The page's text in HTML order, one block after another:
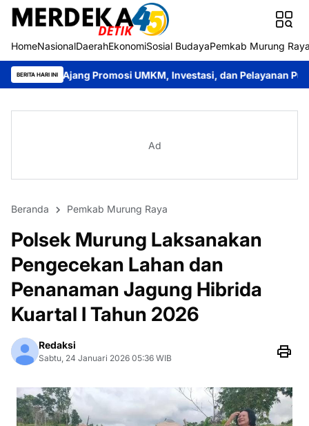
HomeNasionalDaerahEkonomiSosial BudayaPemkab Murung
BERITA HARI INI
Promosi UMKM, Investasi, dan Pelayanan Publik Bupati
Ad
Beranda Pemkab Murung Raya
Polsek Murung Laksanakan
Pengecekan Lahan dan
Penanaman Jagung Hibrida
Kuartal I Tahun 2026
Redaksi
Sabtu, 24 Januari 2026 05:36 WIB